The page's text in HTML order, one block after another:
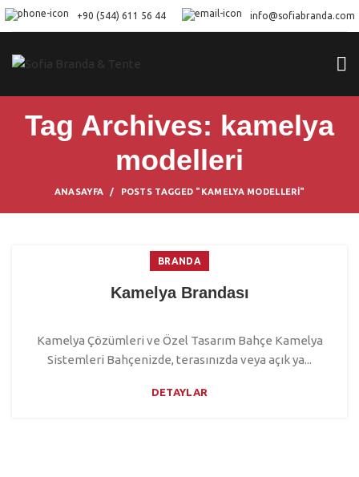
+90 (544) 611 56 44 info@sofiabranda.com
Tag Archives: kamelya
modelleri
ANASAYFA POSTS TAGGED "KAMELYA MODELLERI"
BRANDA
Kamelya Brandası
Kamelya Çözümleri ve Özel Tasarım Bahçe Kamelya
Sistemleri Bahçenizde, terasınızda veya açık ya...
DETAYLAR